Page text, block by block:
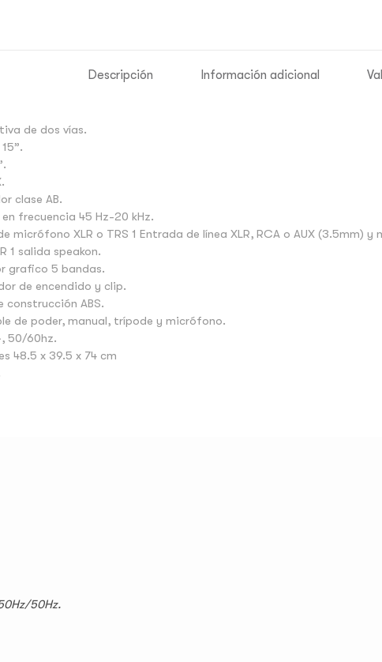
Descripción Información adicional
de dos vías.
clase AB.
en frecuencia 45 Hz-20 kHz.
micrófono XLR o TRS 1 Entrada de línea XLR, RCA o AUX (3.5mm)
1 salida speakon.
grafico 5 bandas.
de encendido y clip.
construcción ABS.
de poder, manual, trípode y micrófono.
50/60hz.
48.5 x 39.5 x 74 cm
50Hz.